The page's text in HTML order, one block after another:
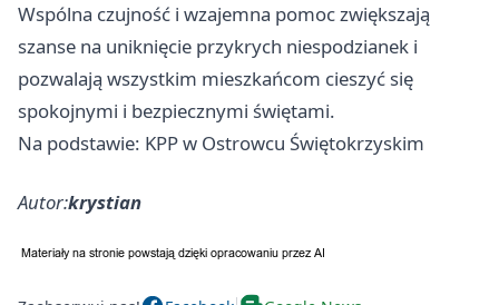
Wspólna czujność i wzajemna pomoc zwiększają
szanse na uniknięcie przykrych niespodzianek i
pozwalają wszystkim mieszkańcom cieszyć się
spokojnymi i bezpiecznymi świętami.
Na podstawie: KPP w Ostrowcu Świętokrzyskim
Autor:krystian